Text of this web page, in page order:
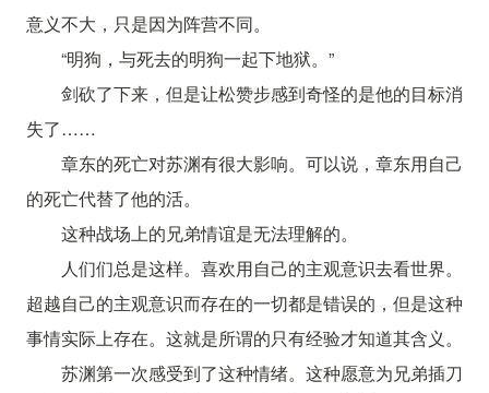
意义不大，只是因为阵营不同。
“明狗，与死去的明狗一起下地狱。”
剑砍了下来，但是让松赞步感到奇怪的是他的目标消
失了……
章东的死亡对苏渊有很大影响。可以说，章东用自己
的死亡代替了他的活。
这种战场上的兄弟情谊是无法理解的。
人们们总是这样。喜欢用自己的主观意识去看世界。
超越自己的主观意识而存在的一切都是错误的，但是这种
事情实际上存在。这就是所谓的只有经验才知道其含义。
苏渊第一次感受到了这种情绪。这种愿意为兄弟插刀